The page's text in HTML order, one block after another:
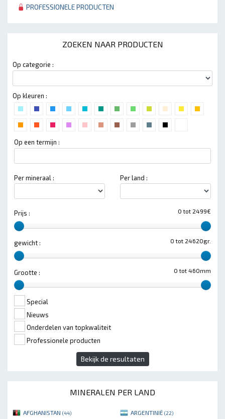
PROFESSIONELE PRODUCTEN
ZOEKEN NAAR PRODUCTEN
Op categorie :
Op kleuren :
Op een termijn :
Per mineraal : Per land :
0 tot 2499€
Prijs :
0 tot 24620gr.
gewicht :
0 tot 460mm
Grootte :
Special
Nieuws
Onderdelen van topkwaliteit
Professionele producten
Bekijk de resultaten
MINERALEN PER LAND
AFGHANISTAN (44) ARGENTINIË (22)